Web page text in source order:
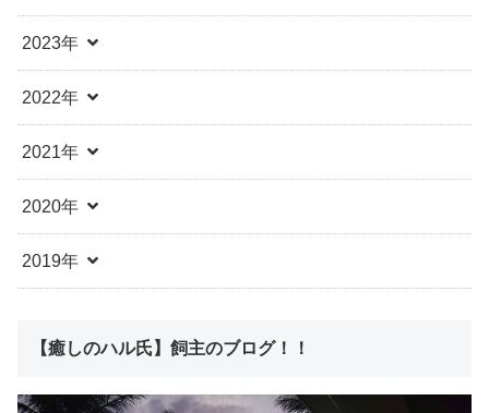
2023年
2022年
2021年
2020年
2019年
【癒しのハル氏】飼主のブログ！！